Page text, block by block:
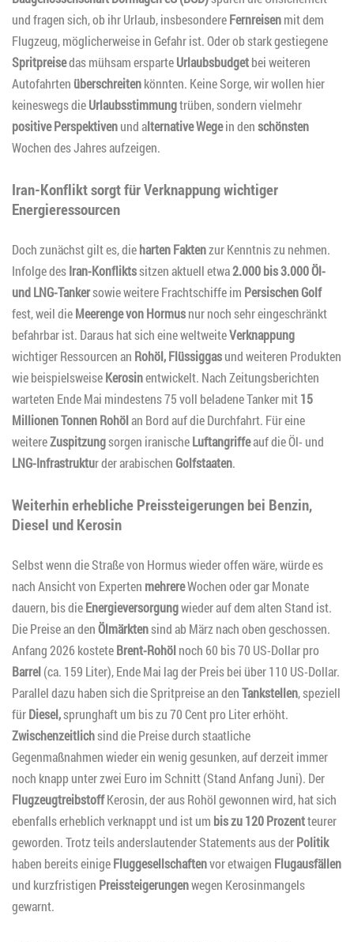
und fragen sich, ob ihr Urlaub, insbesondereFernreisenmit dem
Flugzeug, möglicherweise in Gefahr ist. Oder ob stark gestiegene
Spritpreisedas mühsam ersparteUrlaubsbudgetbei weiteren
Autofahrten überschreitenkönnten. Keine Sorge, wir wollen hier
keineswegs dieUrlaubsstimmungtrüben, sondern vielmehr
positive Perspektivenund alternative Wegein denschönsten
Wochen des Jahres aufzeigen.
Iran-Konflikt sorgt für Verknappung wichtiger
Energieressourcen
Doch zunächst gilt es, dieharten Faktenzur Kenntnis zu nehmen.
Infolge desIran-Konfliktssitzen aktuell etwa2.000 bis 3.000 Öl-
und LNG-Tankersowie weitere Frachtschiffe im Persischen Golf
fest, weil dieMeerenge von Hormusnur noch sehr eingeschränkt
befahrbar ist. Daraus hat sich eine weltweiteVerknappung
wichtiger Ressourcen an Rohöl, Flüssiggasund weiteren Produkten
wie beispielsweiseKerosinentwickelt. Nach Zeitungsberichten
warteten Ende Mai mindestens 75 voll beladene Tanker mit15
Millionen Tonnen Rohölan Bord auf die Durchfahrt. Für eine
weitereZuspitzungsorgen iranischeLuftangriffeauf die Öl- und
LNG-Infrastruktur der arabischenGolfstaaten.
Weiterhin erhebliche Preissteigerungen bei Benzin,
Diesel und Kerosin
Selbst wenn die Straße von Hormus wieder offen wäre, würde es
nach Ansicht von Experten mehrereWochen oder gar Monate
dauern, bis dieEnergieversorgungwieder auf dem alten Stand ist.
Die Preise an denÖlmärktensind ab März nach oben geschossen.
Anfang 2026 kosteteBrent-Rohölnoch 60 bis 70 US-Dollar pro
Barrel(ca. 159 Liter), Ende Mai lag der Preis bei über 110 US-Dollar.
Parallel dazu haben sich die Spritpreise an denTankstellen, speziell
fürDiesel,sprunghaft um bis zu 70 Cent pro Liter erhöht.
Zwischenzeitlichsind die Preise durch staatliche
Gegenmaßnahmen wieder ein wenig gesunken, auf derzeit immer
noch knapp unter zwei Euro im Schnitt (Stand Anfang Juni). Der
FlugzeugtreibstoffKerosin, der aus Rohöl gewonnen wird, hat sich
ebenfalls erheblich verknappt und ist um bis zu 120 Prozentteurer
geworden. Trotz teils anderslautender Statements aus derPolitik
haben bereits einigeFluggesellschaftenvor etwaigen Flugausfällen
und kurzfristigen Preissteigerungenwegen Kerosinmangels
gewarnt.